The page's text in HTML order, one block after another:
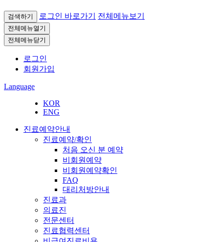
검색하기 로그인 바로가기 전체메뉴보기
전체메뉴열기
전체메뉴닫기
로그인
회원가입
Language
KOR
ENG
진료예약안내
진료예약/확인
처음 오신 분 예약
비회원예약
비회원예약확인
FAQ
대리처방안내
진료과
의료진
전문센터
진료협력센터